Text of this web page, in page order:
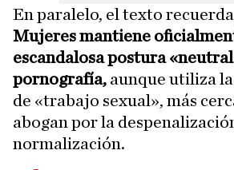
En paralelo, el texto
Mujeres mantiene
escandalosa postura
pornografía, aunque utiliza
de «trabajo sexual», más
abogan por la
normalización.